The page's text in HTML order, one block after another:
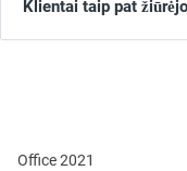
Klientai taip pat žiūrėjo
Office 2021